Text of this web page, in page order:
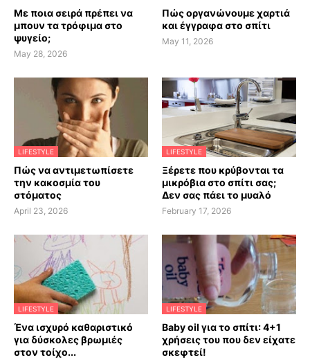
Με ποια σειρά πρέπει να
μπουν τα τρόφιμα στο
ψυγείο;
May 28, 2026
Πώς οργανώνουμε χαρτιά
και έγγραφα στο σπίτι
May 11, 2026
LIFESTYLE
Πώς να αντιμετωπίσετε
την κακοσμία του
στόματος
April 23, 2026
LIFESTYLE
Ξέρετε που κρύβονται τα
μικρόβια στο σπίτι σας;
Δεν σας πάει το μυαλό
February 17, 2026
LIFESTYLE
Ένα ισχυρό καθαριστικό
για δύσκολες βρωμιές
στον τοίχο...
LIFESTYLE
Baby oil για το σπίτι: 4+1
χρήσεις του που δεν είχατε
σκεφτεί!